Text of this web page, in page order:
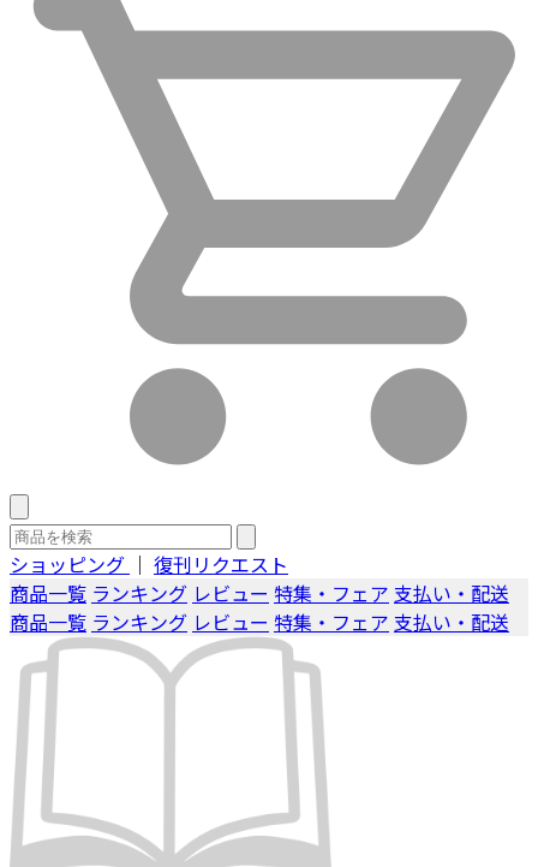
ショッピング ｜ 復刊リクエスト
商品一覧 ランキング レビュー 特集・フェア 支払い・配送
商品一覧 ランキング レビュー 特集・フェア 支払い・配送